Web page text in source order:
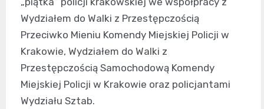
Wydziałem do Walki z Przestępczością
Przeciwko Mieniu Komendy Miejskiej Policji w
Krakowie, Wydziałem do Walki z
Przestępczością Samochodową Komendy
Miejskiej Policji w Krakowie oraz policjantami
Wydziału Sztab.